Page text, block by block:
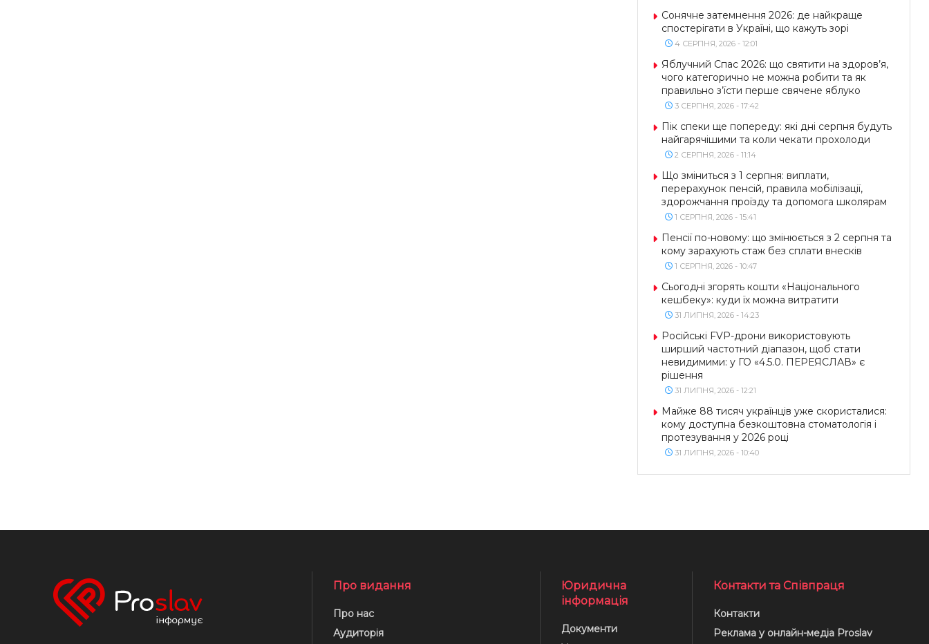
Сонячне затемнення 2026: де найкраще
спостерігати в Україні, що кажуть зорі
4 СЕРПНЯ, 2026 - 12:01
Яблучний Спас 2026: що святити на здоров’я,
чого категорично не можна робити та як
правильно з’їсти перше свячене яблуко
3 СЕРПНЯ, 2026 - 17:42
Пік спеки ще попереду: які дні серпня будуть
найгарячішими та коли чекати прохолоди
2 СЕРПНЯ, 2026 - 11:14
Що зміниться з 1 серпня: виплати,
перерахунок пенсій, правила мобілізації,
здорожчання проїзду та допомога школярам
1 СЕРПНЯ, 2026 - 15:41
Пенсії по-новому: що змінюється з 2 серпня та
кому зарахують стаж без сплати внесків
1 СЕРПНЯ, 2026 - 10:47
Сьогодні згорять кошти «Національного
кешбеку»: куди їх можна витратити
31 ЛИПНЯ, 2026 - 14:23
Російські FVP-дрони використовують
ширший частотний діапазон, щоб стати
невидимими: у ГО «4.5.0. ПЕРЕЯСЛАВ» є
рішення
31 ЛИПНЯ, 2026 - 12:21
Майже 88 тисяч українців уже скористалися:
кому доступна безкоштовна стоматологія і
протезування у 2026 році
31 ЛИПНЯ, 2026 - 10:40
Про видання
Про нас
Аудиторія
Юридична
інформація
Документи
Контакти та Співпраця
Контакти
Реклама у онлайн-медіа Proslav